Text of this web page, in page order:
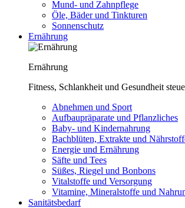
Mund- und Zahnpflege
Öle, Bäder und Tinkturen
Sonnenschutz
Ernährung
Ernährung
Fitness, Schlankheit und Gesundheit
Abnehmen und Sport
Aufbaupräparate und Pflanzliches
Baby- und Kindernahrung
Bachblüten, Extrakte und
Energie und Ernährung
Säfte und Tees
Süßes, Riegel und Bonbons
Vitalstoffe und Versorgung
Vitamine, Mineralstoffe und
Sanitätsbedarf